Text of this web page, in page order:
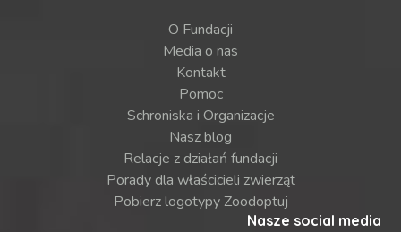
O Fundacji
Media o nas
Kontakt
Pomoc
Schroniska i Organizacje
Nasz blog
Relacje z działań fundacji
Porady dla właścicieli zwierząt
Pobierz logotypy Zoodoptuj
Nasze social media